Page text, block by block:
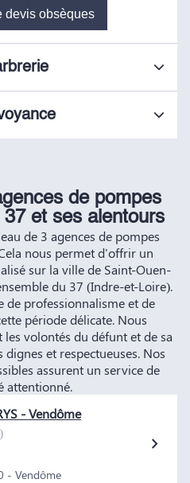
Demande de devis obsèques
de pompes
et ses alentours
de 3 agences de pompes
nous permet d'offrir un
sur la ville de Saint-Ouen-
du 37 (Indre-et-Loire).
de professionnalisme et de
période délicate. Nous
volontés du défunt et de sa
et respectueuses. Nos
assurent un service de
attentionné.
- Vendôme
- Vendôme